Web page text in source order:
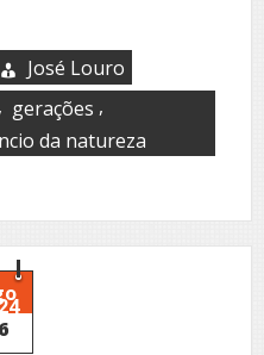
José Louro
, gerações ,
da natureza